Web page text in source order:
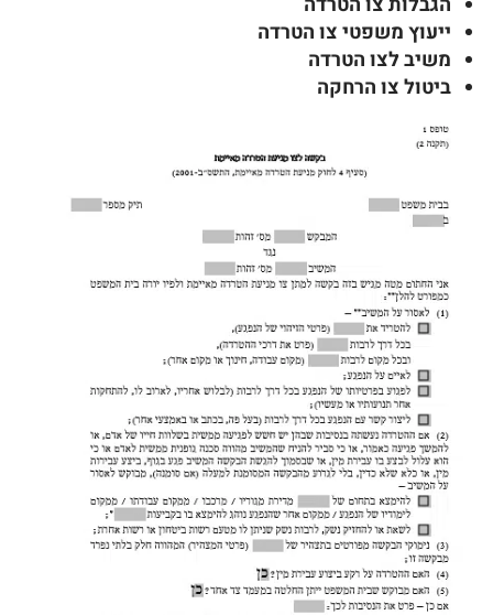
ייעוץ משפטי צו הטרדה
משיב לצו הטרדה
ביטול צו הרחקה